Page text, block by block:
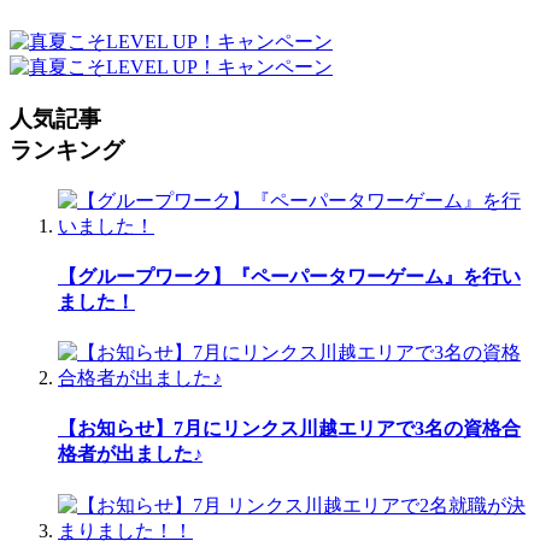
人気記事
ランキング
【グループワーク】『ペーパータワーゲーム』を行い
ました！
【お知らせ】7月にリンクス川越エリアで3名の資格合
格者が出ました♪